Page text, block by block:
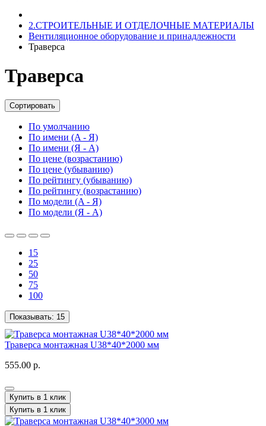
2.СТРОИТЕЛЬНЫЕ И ОТДЕЛОЧНЫЕ МАТЕРИАЛЫ
Вентиляционное оборудование и принадлежности
Траверса
Траверса
Сортировать
По умолчанию
По имени (A - Я)
По имени (Я - A)
По цене (возрастанию)
По цене (убыванию)
По рейтингу (убыванию)
По рейтингу (возрастанию)
По модели (A - Я)
По модели (Я - A)
15
25
50
75
100
Показывать: 15
Траверса монтажная U38*40*2000 мм
555.00 р.
Купить в 1 клик
Купить в 1 клик